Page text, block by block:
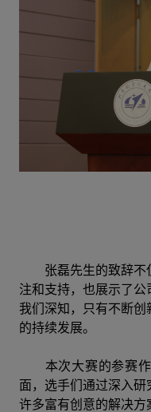
张磊先生的致辞
注和支持，也展示了公
我们深知，只有不断
的持续发展。
本次大赛的参赛
面，选手们通过深入
许多富有创意的解决